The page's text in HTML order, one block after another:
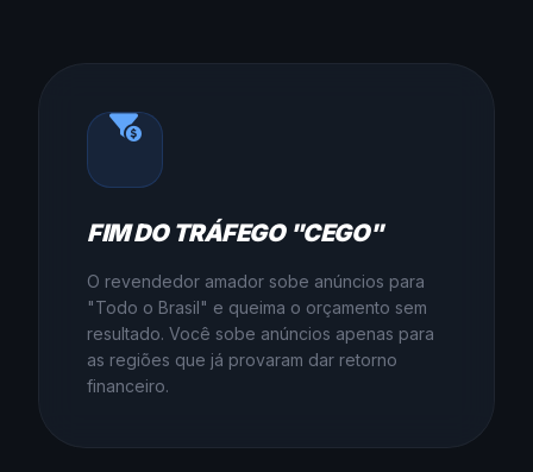
FIM DO TRÁFEGO "CEGO"
O revendedor amador sobe anúncios para
"Todo o Brasil" e queima o orçamento sem
resultado. Você sobe anúncios apenas para
as regiões que já provaram dar retorno
financeiro.